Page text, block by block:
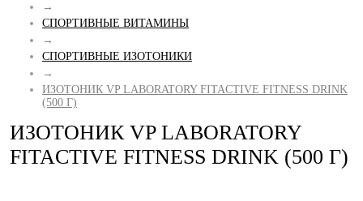
→
СПОРТИВНЫЕ ВИТАМИНЫ
→
СПОРТИВНЫЕ ИЗОТОНИКИ
→
ИЗОТОНИК VP LABORATORY FITACTIVE FITNESS DRINK
(500 Г)
ИЗОТОНИК VP LABORATORY
FITACTIVE FITNESS DRINK (500 Г)